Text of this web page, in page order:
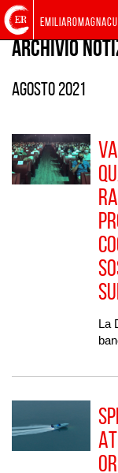
Torna
alla
home
page
Cerca
nel
sito
Salta
ai
contenuti
Salta
al
menu
principale
AGENDA E NEWS
Archivio
agosto 2021
La